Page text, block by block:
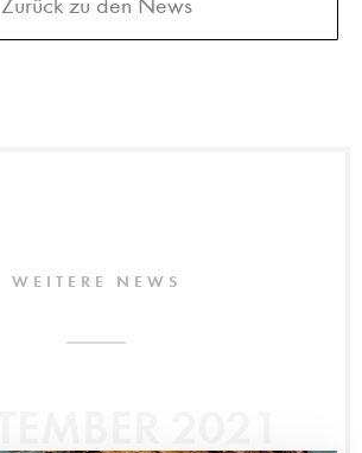
WEITERE NEWS